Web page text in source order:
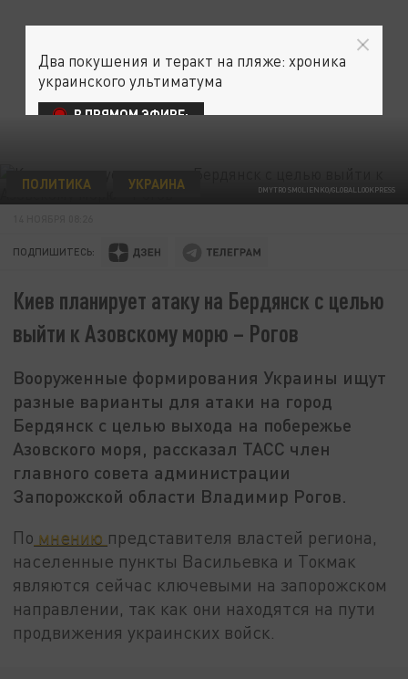
DMYTRO SMOLIENKO/GLOBALLOOKPRESS
ПОЛИТИКА УКРАИНА
ПОДПИШИТЕСЬ:
Киев планирует атаку на Бердянск с целью
выйти к Азовскому морю – Рогов
Вооруженные формирования Украины ищут
разные варианты для атаки на город
Бердянск с целью выхода на побережье
Азовского моря, рассказал ТАСС член
главного совета администрации
Запорожской области Владимир Рогов.
По мнению представителя властей региона,
населенные пункты Васильевка и Токмак
являются сейчас ключевыми на запорожском
направлении, так как они находятся на пути
продвижения украинских войск.
Два покушения и теракт на пляже: хроника
украинского ультиматума
В ПРЯМОМ ЭФИРЕ: